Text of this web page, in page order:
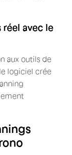
réel avec le
aux outils de
logiciel crée